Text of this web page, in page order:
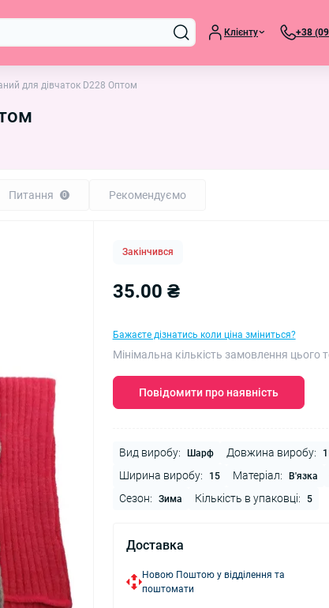
Клієнту +38
для дівчаток D228 Оптом
Питання 0 Рекомендуємо
Закінчився
35.00 ₴
Бажаєте дізнатись коли ціна зміниться?
Мінімальна кількість замовлення цього
Повідомити про наявність
Вид виробу: Шарф Довжина виробу:
Ширина виробу: 15 Матеріал: В'язка
Сезон: Зима Кількість в упаковці: 5
Доставка
Новою Поштою у відділення та
поштомати